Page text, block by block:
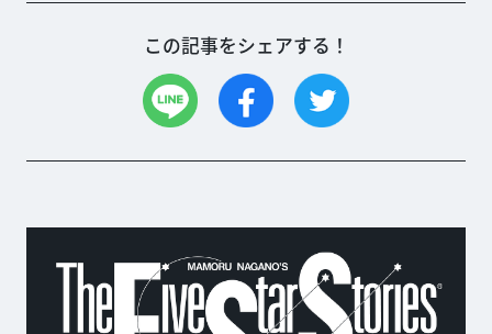
この記事をシェアする！